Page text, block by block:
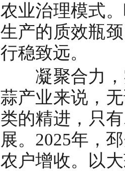
农业治理模式
生产的质效瓶
行稳致远。
凝聚合力 ，
蒜产业来说，
类的精进，只
展。 2025年，
农户增收。以